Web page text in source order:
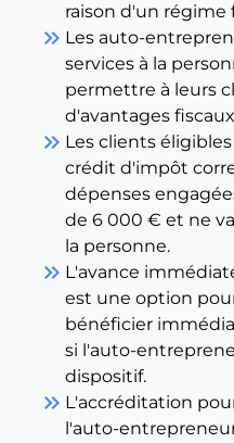
raison d'un régime
keyboard_double_arrow_right Les auto-
services à la
permettre à leurs
d'avantages
keyboard_double_arrow_right Les clients
crédit d'impôt
dépenses
de 6 000 € et ne
la personne.
keyboard_double_arrow_right L'avance
est une option
bénéficier
si l'auto-
dispositif.
keyboard_double_arrow_right L'accréditation
l'auto-